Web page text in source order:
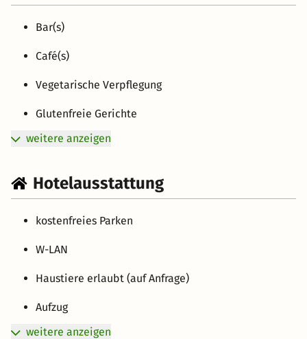
Bar(s)
Café(s)
Vegetarische Verpflegung
Glutenfreie Gerichte
weitere anzeigen
Hotelausstattung
kostenfreies Parken
W-LAN
Haustiere erlaubt (auf Anfrage)
Aufzug
weitere anzeigen